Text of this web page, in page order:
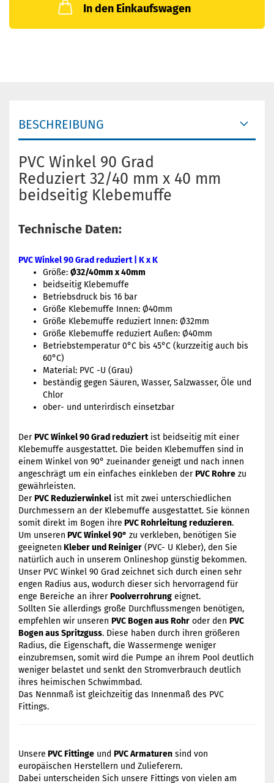
In den Einkaufswagen
BESCHREIBUNG
PVC Winkel 90 Grad
Reduziert 32/40 mm x 40 mm
beidseitig Klebemuffe
Technische Daten:
PVC Winkel 90 Grad reduziert | K x K
Größe: Ø32/40mm x 40mm
beidseitig Klebemuffe
Betriebsdruck bis 16 bar
Größe Klebemuffe Innen: Ø40mm
Größe Klebemuffe reduziert Innen: Ø32mm
Größe Klebemuffe reduziert Außen: Ø40mm
Betriebstemperatur 0°C bis 45°C (kurzzeitig auch bis
60°C)
Material: PVC -U (Grau)
beständig gegen Säuren, Wasser, Salzwasser, Öle und
Chlor
ober- und unterirdisch einsetzbar
DerPVC Winkel 90 Grad reduziertist beidseitig mit einer
Klebemuffe ausgestattet. Die beiden Klebemuffen sind in
einem Winkel von 90° zueinander geneigt und nach innen
angeschrägt um ein einfaches einkleben derPVC Rohre zu
gewährleisten.
DerPVC Reduzierwinkel ist mit zwei unterschiedlichen
Durchmessern an der Klebemuffe ausgestattet. Sie können
somit direkt im Bogen ihre PVC Rohrleitung reduzieren.
Um unseren PVC Winkel 90° zu verkleben, benötigen Sie
geeigneten Kleber und Reiniger (PVC- U Kleber), den Sie
natürlich auch in unserem Onlineshop günstig bekommen.
Unser PVC Winkel 90 Grad zeichnet sich durch einen sehr
engen Radius aus, wodurch dieser sich hervorragend für
enge Bereiche an ihrerPoolverrohrung eignet.
Sollten Sie allerdings große Durchflussmengen benötigen,
empfehlen wir unseren PVC Bogen aus Rohr oder den PVC
Bogen aus Spritzguss. Diese haben durch ihren größeren
Radius, die Eigenschaft, die Wassermenge weniger
einzubremsen, somit wird die Pumpe an ihrem Pool deutlich
weniger belastet und senkt den Stromverbrauch deutlich
ihres heimischen Schwimmbad.
Das Nennmaß ist gleichzeitig das Innenmaß des PVC
Fittings.
Unsere PVC Fittinge und PVC Armaturen sind von
europäischen Herstellern und Zulieferern.
Dabei unterscheiden Sich unsere Fittings von vielen am